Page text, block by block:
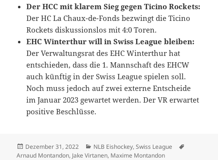
Der HCC mit klarem Sieg gegen Ticino Rockets:
Der HC La Chaux-de-Fonds bezwingt die Ticino
Rockets diskussionslos mit 4:0 Toren.
EHC Winterthur will in Swiss League bleiben:
Der Verwaltungsrat des EHC Winterthur hat
entschieden, dass die 1. Mannschaft des EHCW
auch künftig in der Swiss League spielen soll.
Noch muss jedoch auf zwei externe Entscheide
im Januar 2023 gewartet werden. Der VR erwartet
positive Beschlüsse.
Veröffentlicht
am
Dezember 31, 2022 Kategorien
NLB Eishockey,Swiss League
Arnaud Montandon, Jake Virtanen, Maxime Montandon